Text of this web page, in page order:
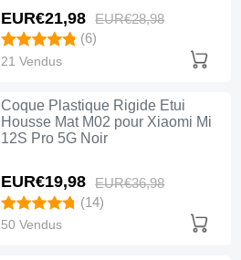
EUR€21,98 EUR€28,98
(6)
21 Vendus
Coque Plastique Rigide Etui
Housse Mat M02 pour Xiaomi Mi
12S Pro 5G Noir
EUR€19,98 EUR€36,98
(14)
50 Vendus